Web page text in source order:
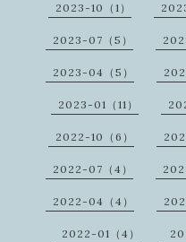
2023-10（1）
2023-07（5）
2023-04（5）
2023-01（11）
2022-10（6）
2022-07（4）
2022-04（4）
2022-01（4）